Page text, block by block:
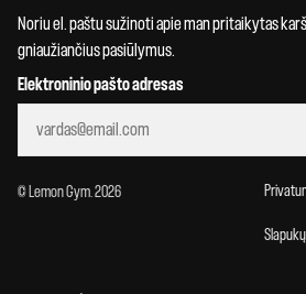
Noriu el. paštu sužinoti apie man pritaikytas
gniaužiančius pasiūlymus.
Elektroninio pašto adresas
© Lemon Gym. 2026